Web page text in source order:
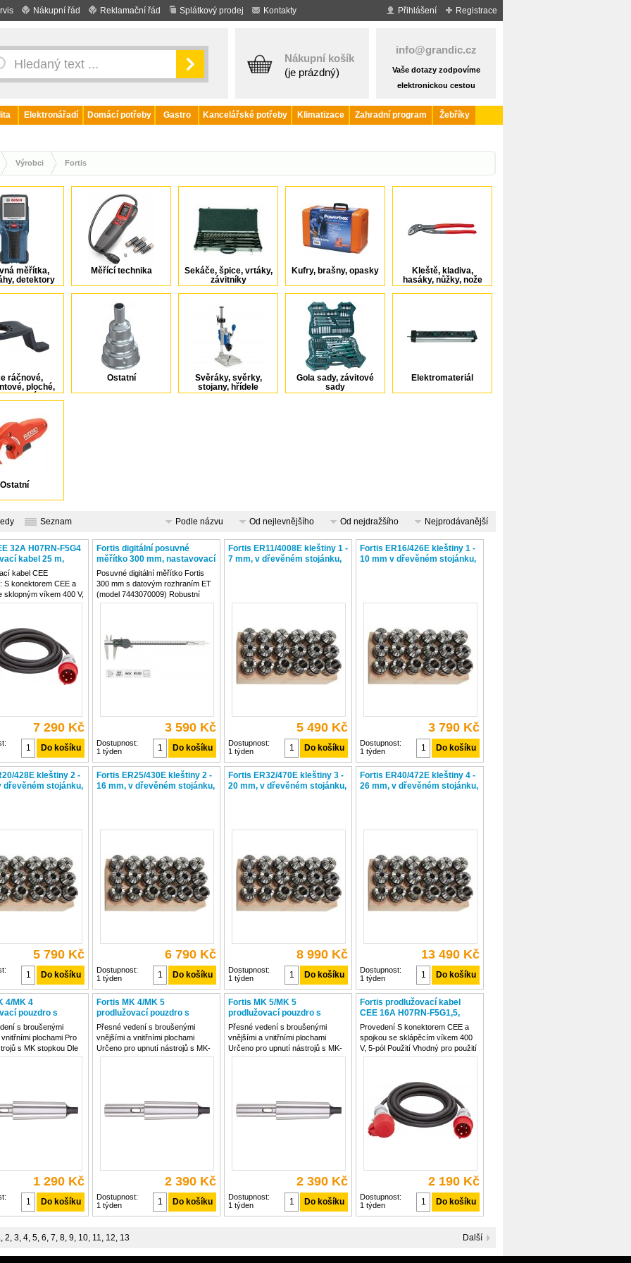
Nákupní řád Reklamační řád Splátkový prodej Kontakty Registrace
Přihlášení
Nákupní košík
(je prázdný)
info@grandic.cz
Vaše dotazy zodpovíme
elektronickou cestou
Elektronářadí Domácí potřeby Gastro Kancelářské potřeby Klimatizace Zahradní program
Žebříky
Výrobci Fortis
měřítka,
detektory
Měřící technika
Sekáče, špice, vrtáky,
závitníky
Kufry, brašny, opasky
Kleště, kladiva,
hasáky, nůžky, nože
ráčnové,
ploché,
Ostatní
Svěráky, svěrky,
stojany, hřídele
Gola sady, závitové
sady
Elektromateriál
Ostatní
Seznam Podle názvu Od nejlevnějšího Od nejdražšího Nejprodávanější
32A H07RN-F5G4
kabel 25 m,
kabel CEE
S konektorem CEE a
sklopným víkem 400 V,
Vhodný pro interiér,
7 290 Kč
Fortis digitální posuvné
měřítko 300 mm, nastavovací
váleček a datové rozhraní ET,
7443070009
Posuvné digitální měřítko Fortis
300 mm s datovým rozhraním ET
(model 7443070009) Robustní
kapesní posuvné měřítko z kalené
aretačním šroubkem. Precizně
broušené měřicí plochy,
hloubkoměr,
3 590 Kč
Dostupnost:
1 týden
Fortis ER11/4008E kleštiny 1 -
7 mm, v dřevěném stojánku,
5 490 Kč
Dostupnost:
1 týden
Fortis ER16/426E kleštiny 1 -
10 mm v dřevěném stojánku,
3 790 Kč
Dostupnost:
1 týden
428E kleštiny 2 -
dřevěném stojánku,
5 790 Kč
Fortis ER25/430E kleštiny 2 -
16 mm, v dřevěném stojánku,
6 790 Kč
Dostupnost:
1 týden
Fortis ER32/470E kleštiny 3 -
20 mm, v dřevěném stojánku,
8 990 Kč
Dostupnost:
1 týden
Fortis ER40/472E kleštiny 4 -
26 mm, v dřevěném stojánku,
13 490 Kč
Dostupnost:
1 týden
4/MK 4
pouzdro s
4317784769983
s broušenými
plochami Pro
s MK stopkou Dle
1 290 Kč
Fortis MK 4/MK 5
prodlužovací pouzdro s
unášečem, 4317784769877
Přesné vedení s broušenými
vnějšími a vnitřními plochami
Určeno pro upnutí nástrojů s MK-
stopkou Vyhovuje normě DIN 2187
2 390 Kč
Dostupnost:
1 týden
Fortis MK 5/MK 5
prodlužovací pouzdro s
unášečem, 4317784737869
Přesné vedení s broušenými
vnějšími a vnitřními plochami
Určeno pro upnutí nástrojů s MK-
stopkou Dle DIN 2187
2 390 Kč
Dostupnost:
1 týden
Fortis prodlužovací kabel
CEE 16A H07RN-F5G1,5,
25m, 4317784708371
Provedení S konektorem CEE a
spojkou se sklápěcím víkem 400
V, 5-pól Použití Vhodný pro použití
v interiéru, na staveništích a pro
2 190 Kč
Dostupnost:
1 týden
Další
, 2, 3, 4, 5, 6, 7, 8, 9, 10, 11, 12, 13